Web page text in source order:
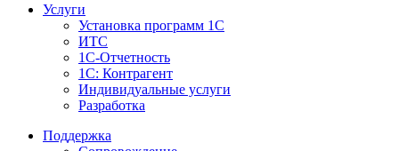
Услуги
Установка программ 1С
ИТС
1С-Отчетность
1С: Контрагент
Индивидуальные услуги
Разработка
Поддержка